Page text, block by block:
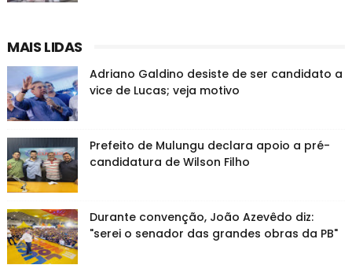
MAIS LIDAS
Adriano Galdino desiste de ser candidato a
vice de Lucas; veja motivo
Prefeito de Mulungu declara apoio a pré-
candidatura de Wilson Filho
Durante convenção, João Azevêdo diz:
"serei o senador das grandes obras da PB"